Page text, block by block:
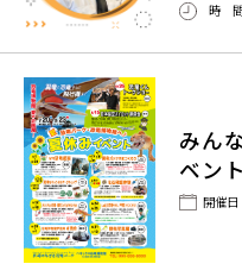
時 間
みん
ベント
開催